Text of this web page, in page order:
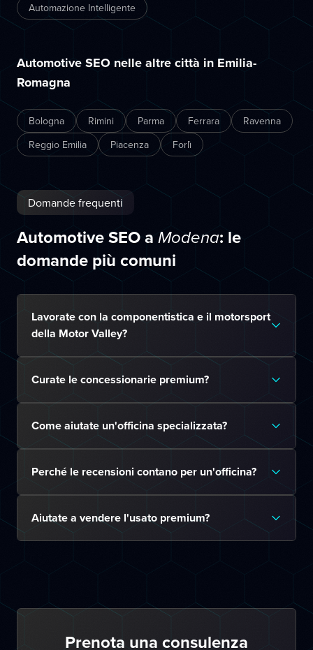
Automazione Intelligente
Automotive SEO nelle altre città in Emilia-
Romagna
Bologna Rimini Parma Ferrara
Ravenna
Reggio Emilia
Piacenza Forlì
Domande frequenti
Automotive SEO a Modena: le
domande più comuni
Lavorate con la componentistica e il motorsport
della Motor Valley?
Curate le concessionarie premium?
Come aiutate un'officina specializzata?
Perché le recensioni contano per un'officina?
Aiutate a vendere l'usato premium?
Prenota una consulenza